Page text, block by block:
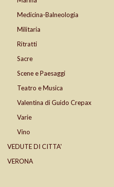
Medicina-Balneologia
Militaria
Ritratti
Sacre
Scene e Paesaggi
Teatro e Musica
Valentina di Guido Crepax
Varie
Vino
VEDUTE DI CITTA'
VERONA